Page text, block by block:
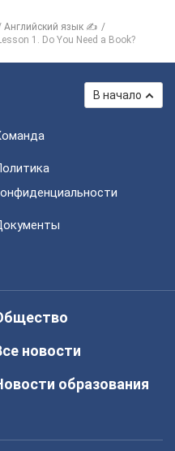
Английский язык ✍
1. Do You Need a Book?
В начало
новости
образования